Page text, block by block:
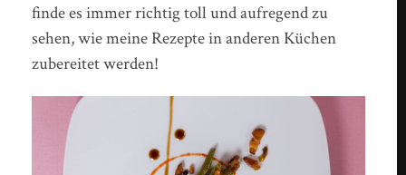
finde es immer richtig toll und aufregend zu
sehen, wie meine Rezepte in anderen Küchen
zubereitet werden!